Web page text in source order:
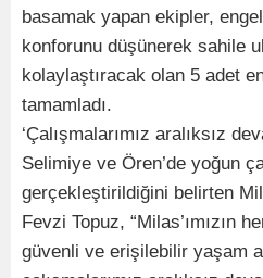
basamak yapan ekipler,
konforunu düşünerek sahile
kolaylaştıracak olan 5 adet
tamamladı.
‘Çalışmalarımız aralıksız
Selimiye ve Ören’de yoğun
gerçekleştirildiğini belirten
Fevzi Topuz, “Milas’ımızın
güvenli ve erişilebilir yaşam